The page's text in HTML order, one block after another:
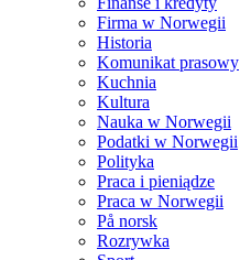
Firma w Norwegii
Historia
Komunikat prasowy
Kuchnia
Kultura
Nauka w Norwegii
Podatki w Norwegii
Polityka
Praca i pieniądze
Praca w Norwegii
På norsk
Rozrywka